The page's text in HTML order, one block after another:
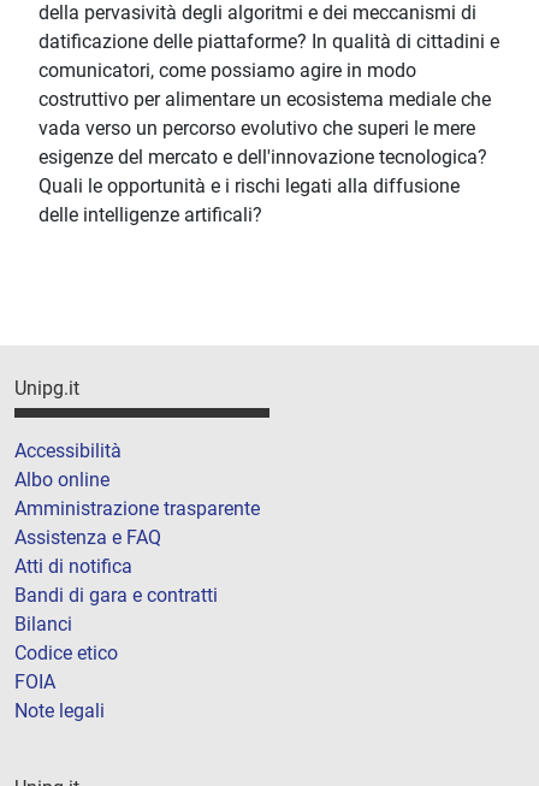
della pervasività degli algoritmi e dei meccanismi di
datificazione delle piattaforme? In qualità di cittadini e
comunicatori, come possiamo agire in modo
costruttivo per alimentare un ecosistema mediale che
vada verso un percorso evolutivo che superi le mere
esigenze del mercato e dell'innovazione tecnologica?
Quali le opportunità e i rischi legati alla diffusione
delle intelligenze artificali?
Unipg.it
Accessibilità
Albo online
Amministrazione trasparente
Assistenza e FAQ
Atti di notifica
Bandi di gara e contratti
Bilanci
Codice etico
FOIA
Note legali